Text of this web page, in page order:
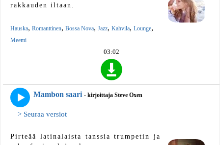
rakkauden iltaan.
Hauska, Romanttinen, Bossa Nova, Jazz, Kahvila, Lounge,
Meemi
03:02
Mambon saari - kirjoittaja Steve Oxen
> Seuraa versiot
Pirteää latinalaista tanssia trumpetin ja